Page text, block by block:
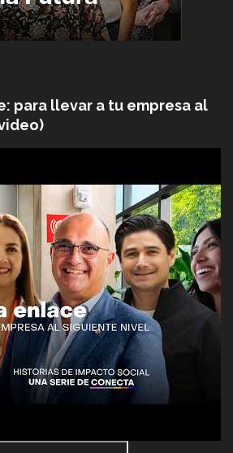
para llevar a tu empresa al